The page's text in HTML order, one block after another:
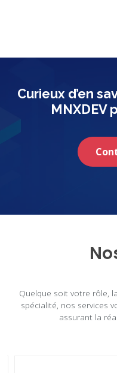
Curieux d’en
MNXDEV
Quelque soit votre rôle,
spécialité, nos services
assurant la